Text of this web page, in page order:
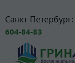
Санкт-Петербург:
604-84-83